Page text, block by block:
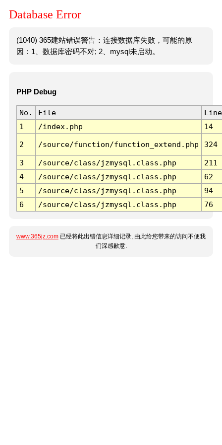
Database Error
(1040) 365建站错误警告：连接数据库失败，可能的原
因：1、数据库密码不对; 2、mysql未启动。
PHP Debug
No. File
Line
1
/index.php 14
2 /source/function/function_extend.php 324
3 /source/class/jzmysql.class.php
211
4
/source/class/jzmysql.class.php
62
5
/source/class/jzmysql.class.php
94
6
/source/class/jzmysql.class.php 76
www.365jz.com 已经将此出错信息详细记录, 由此给您带来的访问不便我
们深感歉意.